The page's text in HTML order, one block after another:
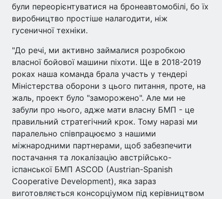
були переорієнтуватися на бронеавтомобілі, бо їх
виробництво простіше налагодити, ніж
гусеничної техніки.
"До речі, ми активно займалися розробкою
власної бойової машини піхоти. Ще в 2018-2019
роках наша команда брала участь у тендері
Міністерства оборони з цього питання, проте, на
жаль, проект було "заморожено". Але ми не
забули про нього, адже мати власну БМП - це
правильний стратегічний крок. Тому наразі ми
паралельно співпрацюємо з нашими
міжнародними партнерами, щоб забезпечити
постачання та локалізацію австрійсько-
іспанської БМП ASCOD (Austrian-Spanish
Cooperative Development), яка зараз
виготовляється консорціумом під керівництвом